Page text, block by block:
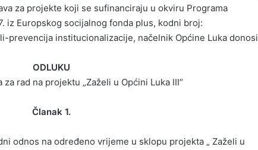
za projekte koji se sufinanciraju u okviru Programa
iz Europskog socijalnog fonda plus, kodni broj:
prevencija institucionalizacije, načelnik Općine Luka donosi
ODLUKU
rad na projektu „Zaželi u Općini Luka III“
Članak 1.
odnos na određeno vrijeme u sklopu projekta „ Zaželi u